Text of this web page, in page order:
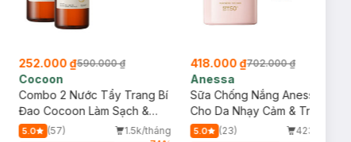
252.000 ₫590.000 ₫
Cocoon
Combo 2 Nước Tẩy Trang Bí
Đao Cocoon Làm Sạch &
Giảm Dầu 500ml
5.0 (57)
1.5k/tháng
418.000 ₫702.000 ₫
Anessa
Sữa Chống Nắng Anessa
Cho Da Nhạy Cảm & Trẻ Em
60ml (Mới)
5.0 (23)
423/tháng